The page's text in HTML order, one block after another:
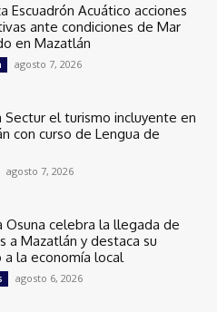
Escuadrón Acuático acciones
ante condiciones de Mar
en Mazatlán
agosto 7, 2026
Sectur el turismo incluyente en
con curso de Lengua de
agosto 7, 2026
Osuna celebra la llegada de
a Mazatlán y destaca su
a la economía local
agosto 6, 2026